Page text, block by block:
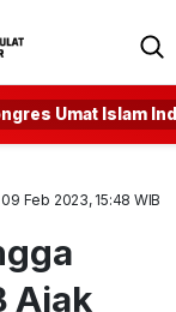
Umat Islam
Feb 2023, 15:48 WIB
Ajak